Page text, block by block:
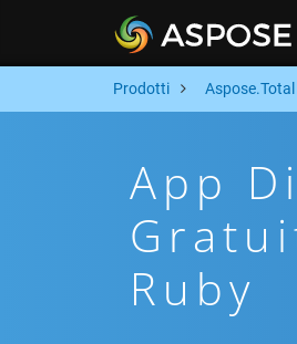
Prodotti Aspose.Total
App
Ruby